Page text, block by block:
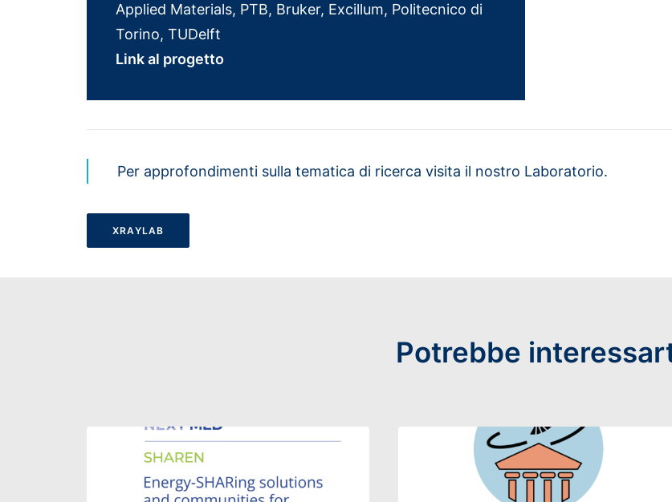
Applied Materials, PTB, Bruker, Excillum, Politecnico di
Torino, TUDelft
Link al progetto
Per approfondimenti sulla tematica di ricerca visita il nostro Laboratorio.
XRAYLAB
Potrebbe